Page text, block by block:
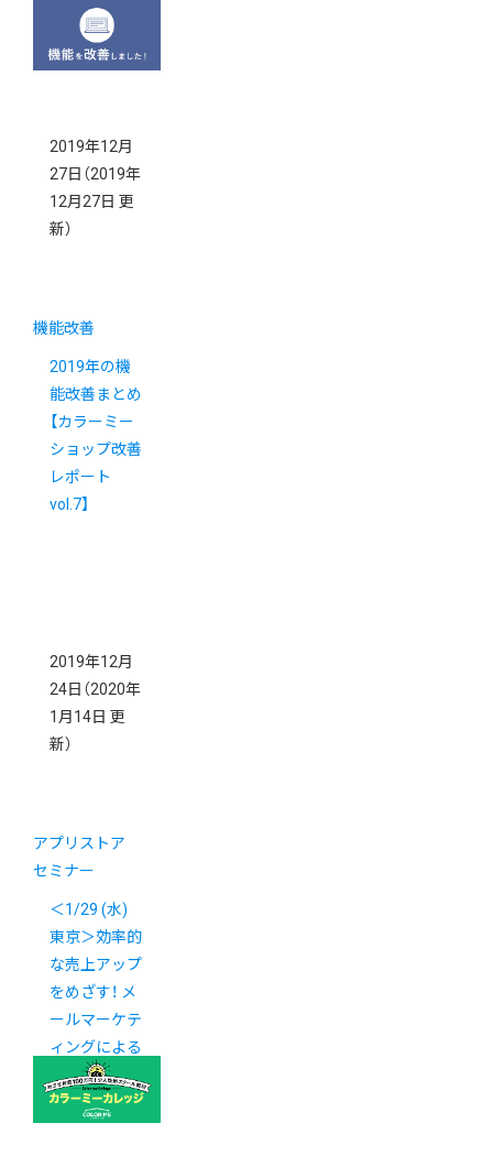
2019年12月
27日 （2019年
12月27日 更
新）
機能改善
2019年の機
能改善まとめ
【カラーミー
ショップ改善
レポート
vol.7】
2019年12月
24日 （2020年
1月14日 更
新）
アプリストア
セミナー
＜1/29 (水)
東京＞効率的
な売上アップ
をめざす！ メ
ールマーケテ
ィングによる
リピーター対
策セミナー